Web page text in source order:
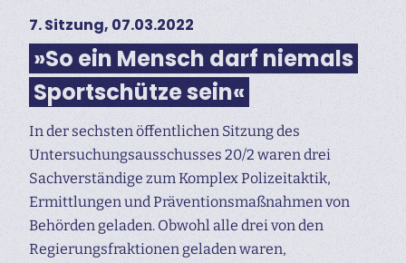
7. Sitzung, 07.03.2022
»So ein Mensch darf niemals
Sportschütze sein«
In der sechsten öffentlichen Sitzung des
Untersuchungs­ausschusses 20/2 waren drei
Sachverständige zum Komplex Polizeitaktik,
Ermittlungen und Präventionsmaßnahmen von
Behörden geladen. Obwohl alle drei von den
Regierungsfraktionen geladen waren,